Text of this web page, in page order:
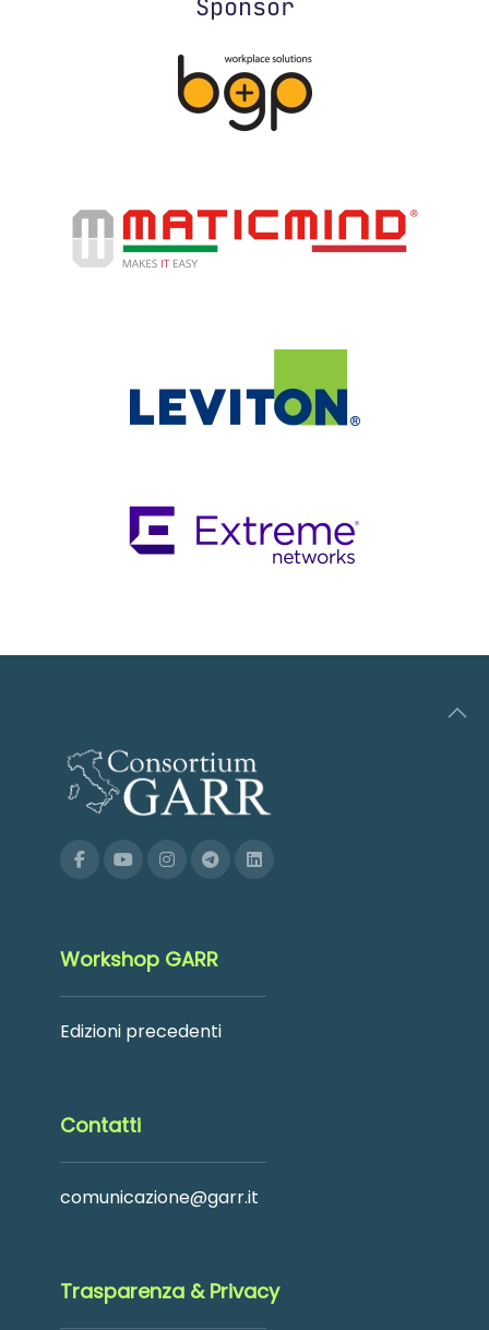
Sponsor
Workshop GARR
Edizioni precedenti
Contatti
comunicazione@garr.it
Trasparenza & Privacy